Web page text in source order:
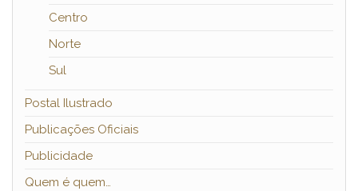
Centro
Norte
Sul
Postal Ilustrado
Publicações Oficiais
Publicidade
Quem é quem…